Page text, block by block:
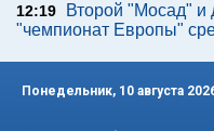
12:19
Второй "Мосад" и
"чемпионат Европы"
Понедельник, 10 августа